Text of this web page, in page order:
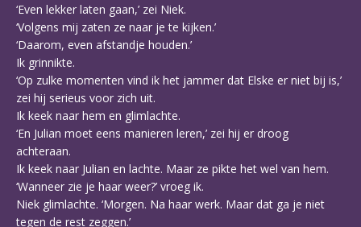
‘Even lekker laten gaan,’ zei Niek.
‘Volgens mij zaten ze naar je te kijken.’
‘Daarom, even afstandje houden.’
Ik grinnikte.
‘Op zulke momenten vind ik het jammer dat Elske er niet bij is,’
zei hij serieus voor zich uit.
Ik keek naar hem en glimlachte.
‘En Julian moet eens manieren leren,’ zei hij er droog
achteraan.
Ik keek naar Julian en lachte. Maar ze pikte het wel van hem.
‘Wanneer zie je haar weer?’ vroeg ik.
Niek glimlachte. ‘Morgen. Na haar werk. Maar dat ga je niet
tegen de rest zeggen.’